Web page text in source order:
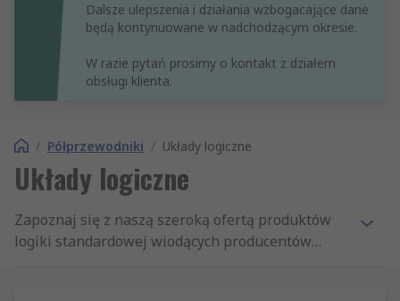
Dalsze ulepszenia i działania wzbogacające dane
będą kontynuowane w nadchodzącym okresie.
W razie pytań prosimy o kontakt z działem
obsługi klienta.
/ Półprzewodniki / Układy logiczne
Układy logiczne
Zapoznaj się z naszą szeroką ofertą produktów
logiki standardowej wiodących producentów